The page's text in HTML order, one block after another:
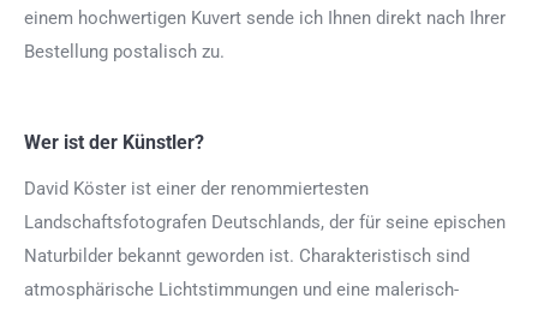
einem hochwertigen Kuvert sende ich Ihnen direkt nach Ihrer
Bestellung postalisch zu.
Wer ist der Künstler?
David Köster ist einer der renommiertesten
Landschaftsfotografen Deutschlands, der für seine epischen
Naturbilder bekannt geworden ist. Charakteristisch sind
atmosphärische Lichtstimmungen und eine malerisch-